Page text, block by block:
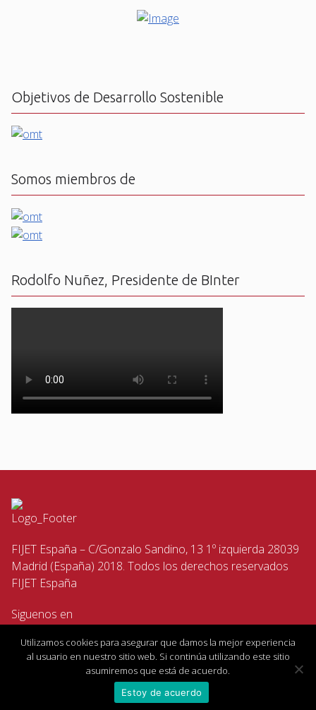
Objetivos de Desarrollo Sostenible
Somos miembros de
Rodolfo Nuñez, Presidente de BInter
FIJET España – C/Gonzalo Sandino, 13 1º izquierda 28039
Madrid (España) 2018. Todos los derechos reservados
FIJET España
Siguenos en
Utilizamos cookies para asegurar que damos la mejor experiencia
al usuario en nuestro sitio web. Si continúa utilizando este sitio
asumiremos que está de acuerdo.
Estoy de acuerdo